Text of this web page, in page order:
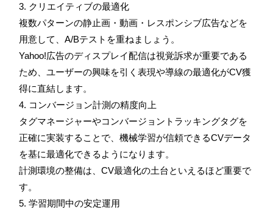
3. クリエイティブの最適化
複数パターンの静止画・動画・レスポンシブ広告などを
用意して、A/Bテストを重ねましょう。
Yahoo!広告のディスプレイ配信は視覚訴求が重要である
ため、ユーザーの興味を引く表現や導線の最適化がCV獲
得に直結します。
4. コンバージョン計測の精度向上
タグマネージャーやコンバージョントラッキングタグを
正確に実装することで、機械学習が信頼できるCVデータ
を基に最適化できるようになります。
計測環境の整備は、CV最適化の土台といえるほど重要で
す。
5. 学習期間中の安定運用